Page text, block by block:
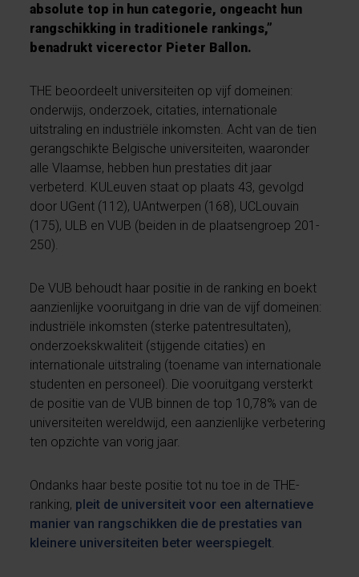
absolute top in hun categorie, ongeacht hun
rangschikking in traditionele rankings,”
benadrukt vicerector Pieter Ballon.
THE beoordeelt universiteiten op vijf domeinen:
onderwijs, onderzoek, citaties, internationale
uitstraling en industriële inkomsten. Acht van de tien
gerangschikte Belgische universiteiten, waaronder
alle Vlaamse, hebben hun prestaties dit jaar
verbeterd. KULeuven staat op plaats 43, gevolgd
door UGent (112), UAntwerpen (168), UCLouvain
(175), ULB en VUB (beiden in de plaatsengroep 201-
250).
De VUB behoudt haar positie in de ranking en boekt
aanzienlijke vooruitgang in drie van de vijf domeinen:
industriële inkomsten (sterke patentresultaten),
onderzoekskwaliteit (stijgende citaties) en
internationale uitstraling (toename van internationale
studenten en personeel). Die vooruitgang versterkt
de positie van de VUB binnen de top 10,78% van de
universiteiten wereldwijd, een aanzienlijke verbetering
ten opzichte van vorig jaar.
Ondanks haar beste positie tot nu toe in de THE-
ranking, pleit de universiteit voor een alternatieve
manier van rangschikken die de prestaties van
kleinere universiteiten beter weerspiegelt